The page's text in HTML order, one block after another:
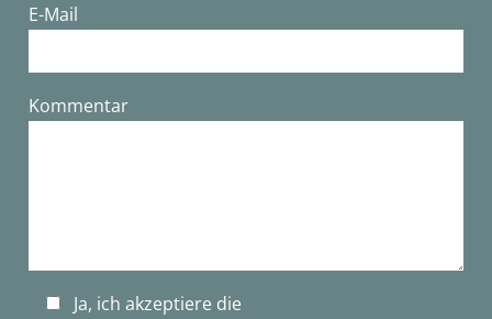
E-Mail
Bitte lasse dieses Feld leer.
Kommentar
Ja, ich akzeptiere die